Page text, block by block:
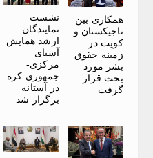
همکاری بین
تاجیکستان و
کویت در
زمینه حقوق
بشر مورد
بحث قرار
گرفت
نشست
نمایندگان
ارشد همایش
آسیای
مرکزی-
جمهوری کره
در آستانه
برگزار شد